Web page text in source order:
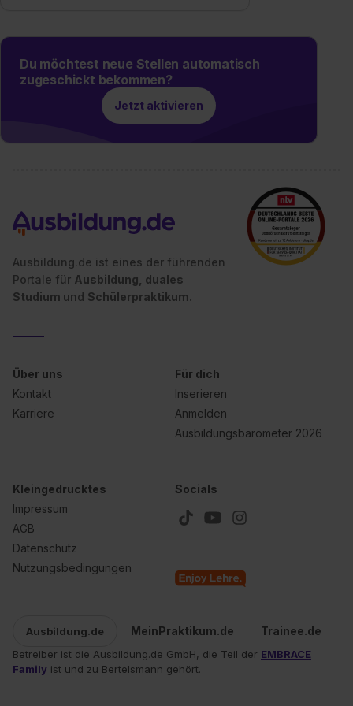
zeigen“. Weitere Informationen:Datenschutzerklärung
Impressum
Du möchtest neue Stellen automatisch
zugeschickt bekommen?
Jetzt aktivieren
Ausbildung.de ist eines der führenden
Portale für Ausbildung, duales
Studium und Schülerpraktikum.
Über uns
Kontakt
Karriere
Für dich
Inserieren
Anmelden
Ausbildungsbarometer 2026
Kleingedrucktes
Impressum
AGB
Datenschutz
Nutzungsbedingungen
Socials
Ausbildung.de MeinPraktikum.de Trainee.de
Betreiber ist die Ausbildung.de GmbH, die Teil der EMBRACE
Family ist und zu Bertelsmann gehört.